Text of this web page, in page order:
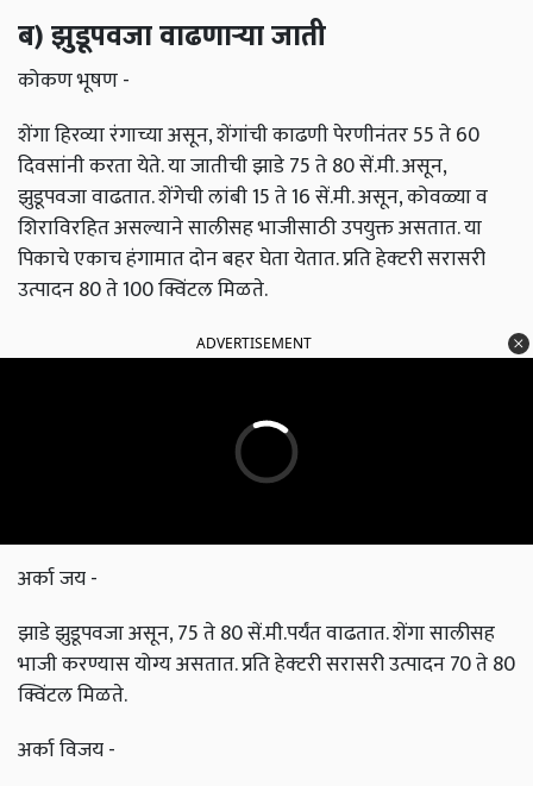
ब) झुडूपवजा वाढणाऱ्या जाती
कोकण भूषण -
शेंगा हिरव्या रंगाच्या असून, शेंगांची काढणी पेरणीनंतर 55 ते 60
दिवसांनी करता येते. या जातीची झाडे 75 ते 80 सें.मी. असून,
झुडूपवजा वाढतात. शेंगेची लांबी 15 ते 16 सें.मी. असून, कोवळ्या व
शिराविरहित असल्याने सालीसह भाजीसाठी उपयुक्त असतात. या
पिकाचे एकाच हंगामात दोन बहर घेता येतात. प्रति हेक्‍टरी सरासरी
उत्पादन 80 ते 100 क्विंटल मिळते.
ADVERTISEMENT
अर्का जय -
झाडे झुडूपवजा असून, 75 ते 80 सें.मी.पर्यंत वाढतात. शेंगा सालीसह
भाजी करण्यास योग्य असतात. प्रति हेक्‍टरी सरासरी उत्पादन 70 ते 80
क्विंटल मिळते.
अर्का विजय -